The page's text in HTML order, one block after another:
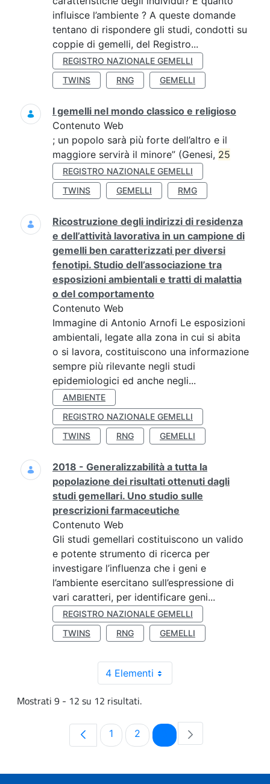
influisce l’ambiente ? A queste domande
tentano di rispondere gli studi, condotti su
coppie di gemelli, del Registro...
REGISTRO NAZIONALE GEMELLI
TWINS
RNG GEMELLI
I gemelli nel mondo classico e religioso
Contenuto Web
; un popolo sarà più forte dell’altro e il
maggiore servirà il minore” (Genesi, 25
REGISTRO NAZIONALE GEMELLI
TWINS
GEMELLI RMG
Ricostruzione degli indirizzi di residenza
e dell’attività lavorativa in un campione di
gemelli ben caratterizzati per diversi
fenotipi. Studio dell’associazione tra
esposizioni ambientali e tratti di malattia
o del comportamento
Contenuto Web
Immagine di Antonio Arnofi Le esposizioni
ambientali, legate alla zona in cui si abita
o si lavora, costituiscono una informazione
sempre più rilevante negli studi
epidemiologici ed anche negli...
AMBIENTE
REGISTRO NAZIONALE GEMELLI
TWINS
RNG GEMELLI
2018 - Generalizzabilità a tutta la
popolazione dei risultati ottenuti dagli
studi gemellari. Uno studio sulle
prescrizioni farmaceutiche
Contenuto Web
Gli studi gemellari costituiscono un valido
e potente strumento di ricerca per
investigare l’influenza che i geni e
l’ambiente esercitano sull’espressione di
vari caratteri, per identificare geni...
REGISTRO NAZIONALE GEMELLI
TWINS
RNG GEMELLI
4 Elementi
Mostrati 9 - 12 su 12 risultati.
Pagina
1 Pagina
2 Pagina